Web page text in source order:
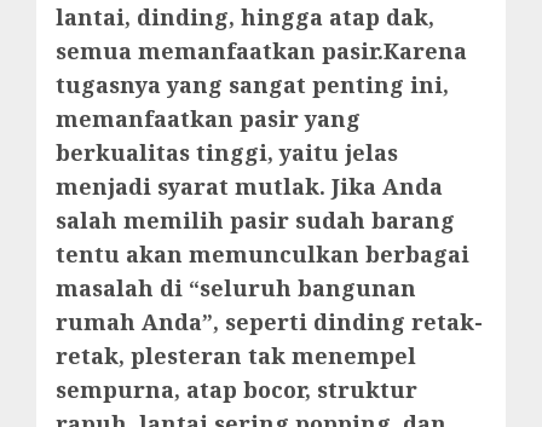
lantai, dinding, hingga atap dak,
semua memanfaatkan pasir.Karena
tugasnya yang sangat penting ini,
memanfaatkan pasir yang
berkualitas tinggi, yaitu jelas
menjadi syarat mutlak. Jika Anda
salah memilih pasir sudah barang
tentu akan memunculkan berbagai
masalah di “seluruh bangunan
rumah Anda”, seperti dinding retak-
retak, plesteran tak menempel
sempurna, atap bocor, struktur